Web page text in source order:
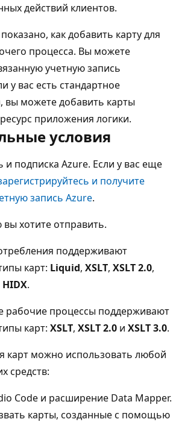
действий клиентов.
как добавить карту для
процесса. Вы можете
учетную запись
у вас есть стандартное
вы можете добавить карты
приложения логики.
условия
и подписка Azure. Если у вас еще
и получите
запись Azure.
вы хотите отправить.
поддерживают
карт: Liquid, XSLT, XSLT 2.0,
HIDX.
рабочие процессы поддерживают
карт: XSLT, XSLT 2.0 и XSLT 3.0.
карт можно использовать любой
средств:
Code и расширение Data Mapper.
карты, созданные с помощью